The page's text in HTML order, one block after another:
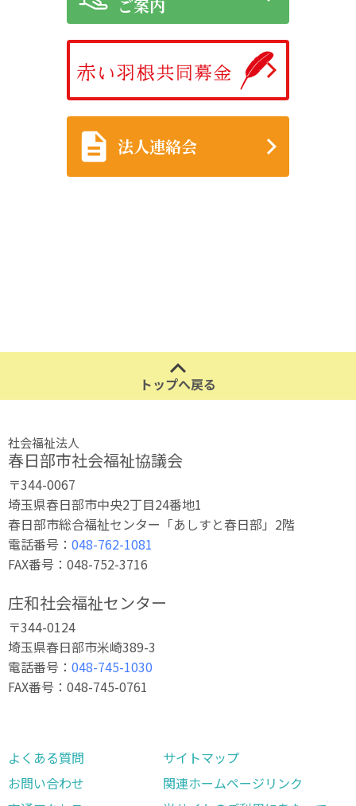
ご案内
法人連絡会
トップへ戻る
社会福祉法人
春日部市社会福祉協議会
〒344-0067
埼玉県春日部市中央2丁目24番地1
春日部市総合福祉センター「あしすと春日部」2階
電話番号： 048-762-1081
FAX番号：048-752-3716
庄和社会福祉センター
〒344-0124
埼玉県春日部市米崎389-3
電話番号： 048-745-1030
FAX番号：048-745-0761
よくある質問
お問い合わせ
サイトマップ
関連ホームページリンク